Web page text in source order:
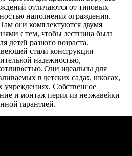
отличаются от типовых
наполнения ограждения.
они комплектуются двумя
с тем, чтобы лестница была
детей разного возраста.
стали конструкции
надежностью,
Они идеальны для
в детских садах, школах,
учреждениях. Собственное
и монтаж перил из нержавейки
гарантией.